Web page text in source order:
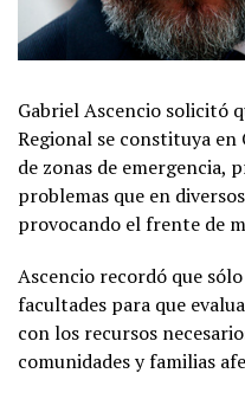
Gabriel Ascencio solicitó
Regional se constituya en
de zonas de emergencia,
problemas que en
provocando el frente de
Ascencio recordó que
facultades para que
con los recursos
comunidades y familias